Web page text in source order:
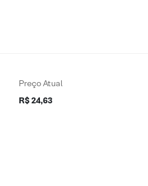
Preço Atual
R$ 24,63